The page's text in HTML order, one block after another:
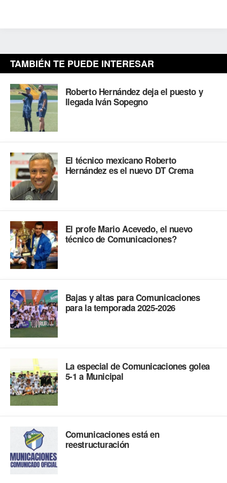
TAMBIÉN TE PUEDE INTERESAR
Roberto Hernández deja el puesto y
llegada Iván Sopegno
El técnico mexicano Roberto
Hernández es el nuevo DT Crema
El profe Mario Acevedo, el nuevo
técnico de Comunicaciones?
Bajas y altas para Comunicaciones
para la temporada 2025-2026
La especial de Comunicaciones golea
5-1 a Municipal
Comunicaciones está en
reestructuración